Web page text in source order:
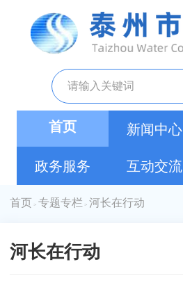
首页 新闻中心
政务服务 互动交流
首页 > 专题专栏 > 河长在行动
河长在行动